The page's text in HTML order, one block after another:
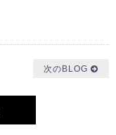
次のBLOG